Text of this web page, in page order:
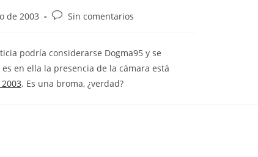
de 2003
Comentarios
entrada:
Sin comentarios
podría considerarse Dogma95 y se
es en ella la presencia de la cámara está
. Es una broma, ¿verdad?